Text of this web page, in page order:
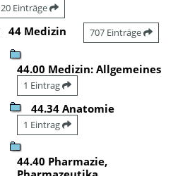
20 Einträge
44 Medizin 707 Einträge
44.00 Medizin: Allgemeines
1 Eintrag
44.34 Anatomie
1 Eintrag
44.40 Pharmazie,